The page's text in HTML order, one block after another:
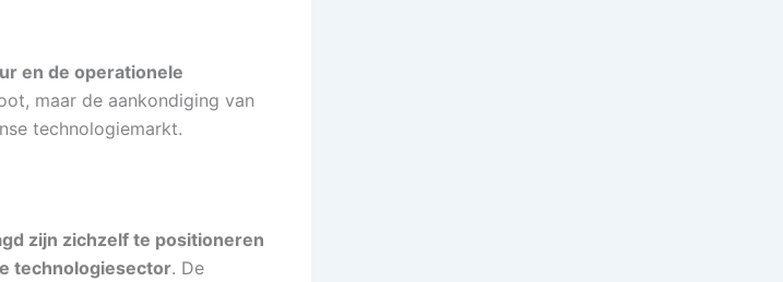
en de operationele
maar de aankondiging van
technologiemarkt.
zijn zichzelf te positioneren
technologiesector. De